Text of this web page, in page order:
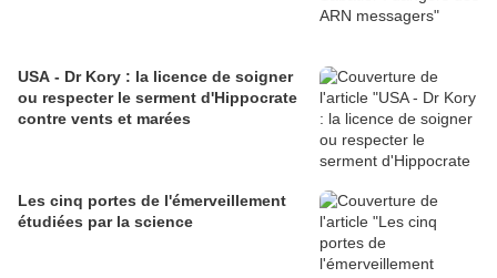
USA - Dr Kory : la licence de soigner
ou respecter le serment d'Hippocrate
contre vents et marées
Les cinq portes de l'émerveillement
étudiées par la science